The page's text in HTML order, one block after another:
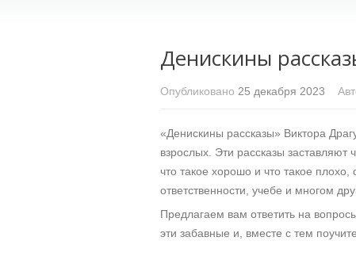
Денискины
Опубликовано 25 декабря 2023
«Денискины рассказы» Виктора
взрослых. Эти рассказы заставляют
что такое хорошо и что такое
ответственности, учебе и многом
Предлагаем вам ответить на
эти забавные и, вместе с тем